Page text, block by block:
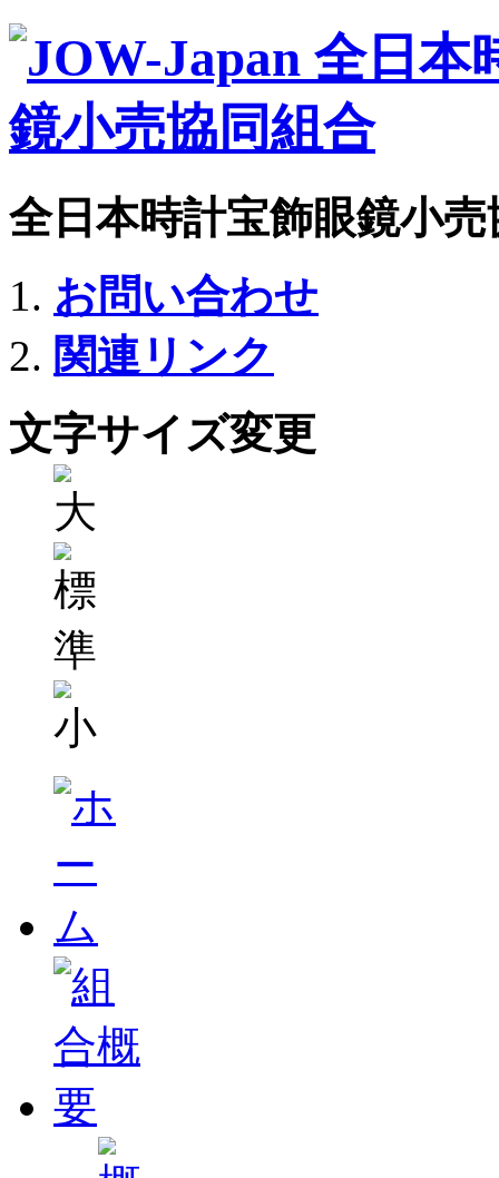
全日本時計宝飾眼鏡小
お問い合わせ
関連リンク
文字サイズ変更